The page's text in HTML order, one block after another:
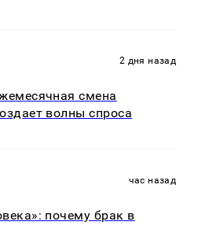
2 дня назад
смена
волны спроса
час назад
почему брак в